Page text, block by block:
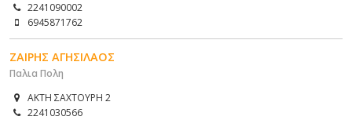
2241090002
6945871762
ΖΑΙΡΗΣ ΑΓΗΣΙΛΑΟΣ
Παλια Πολη
ΑΚΤΗ ΣΑΧΤΟΥΡΗ 2
2241030566